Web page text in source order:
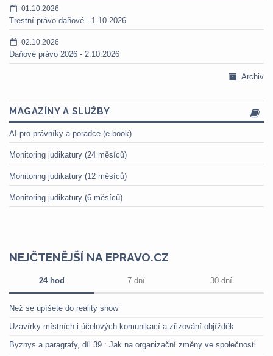
01.10.2026
Trestní právo daňové - 1.10.2026
02.10.2026
Daňové právo 2026 - 2.10.2026
Archiv
MAGAZÍNY A SLUŽBY
AI pro právníky a poradce (e-book)
Monitoring judikatury (24 měsíců)
Monitoring judikatury (12 měsíců)
Monitoring judikatury (6 měsíců)
NEJČTENĚJŠÍ NA EPRAVO.CZ
24 hod 7 dní 30 dní
Než se upíšete do reality show
Uzavírky místních i účelových komunikací a zřizování objížděk
Byznys a paragrafy, díl 39.: Jak na organizační změny ve společnosti